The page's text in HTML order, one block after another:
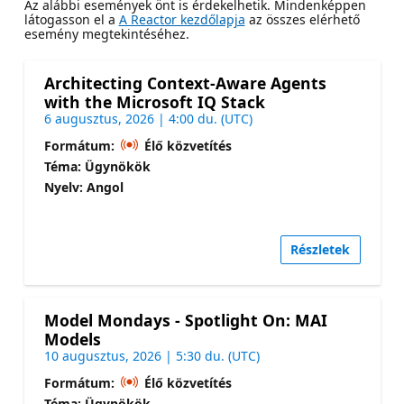
Az alábbi események önt is érdekelhetik. Mindenképpen
látogasson el a A Reactor kezdőlapja az összes elérhető
esemény megtekintéséhez.
Architecting Context-Aware Agents
with the Microsoft IQ Stack
6 augusztus, 2026 | 4:00 du. (UTC)
Formátum:
Élő közvetítés
Téma: Ügynökök
Nyelv: Angol
Részletek
Model Mondays - Spotlight On: MAI
Models
10 augusztus, 2026 | 5:30 du. (UTC)
Formátum:
Élő közvetítés